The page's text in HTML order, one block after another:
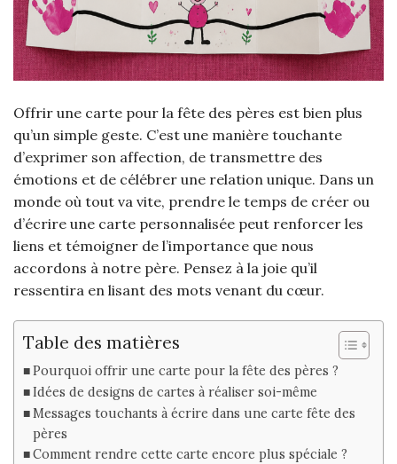
Offrir une carte pour la fête des pères est bien plus
qu’un simple geste. C’est une manière touchante
d’exprimer son affection, de transmettre des
émotions et de célébrer une relation unique. Dans un
monde où tout va vite, prendre le temps de créer ou
d’écrire une carte personnalisée peut renforcer les
liens et témoigner de l’importance que nous
accordons à notre père. Pensez à la joie qu’il
ressentira en lisant des mots venant du cœur.
Table des matières
Pourquoi offrir une carte pour la fête des pères ?
Idées de designs de cartes à réaliser soi-même
Messages touchants à écrire dans une carte fête des
pères
Comment rendre cette carte encore plus spéciale ?